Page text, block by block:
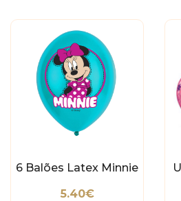
6 Balões Latex Minnie
5.40€